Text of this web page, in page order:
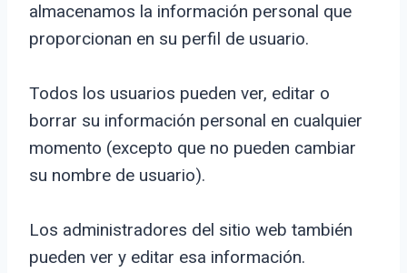
almacenamos la información personal que
proporcionan en su perfil de usuario.
Todos los usuarios pueden ver, editar o
borrar su información personal en cualquier
momento (excepto que no pueden cambiar
su nombre de usuario).
Los administradores del sitio web también
pueden ver y editar esa información.